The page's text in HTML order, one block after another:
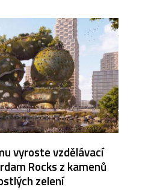
vyroste vzdělávací
Rocks z kamenů
zelení